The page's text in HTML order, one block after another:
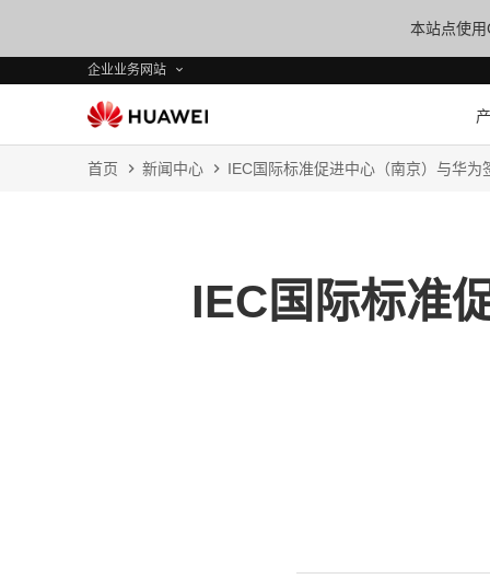
本站点使
企业业务网站
首页 新闻中心 IEC国际标准促进中心（南京）与华为
IEC国际标准